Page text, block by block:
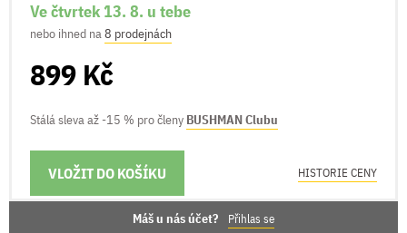
Ve čtvrtek 13. 8. u tebe
nebo ihned na8 prodejnách
899 Kč
Stálá sleva až -15 % pro členy BUSHMAN Clubu
VLOŽIT DO KOŠÍKU
MOŽNOSTI DORUČENÍ HISTORIE CENY
Máš u nás účet? Přihlas se